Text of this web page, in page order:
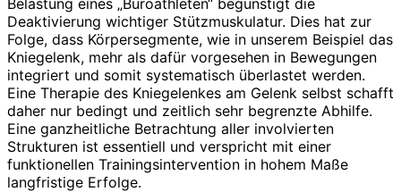
Deaktivierung wichtiger Stützmuskulatur. Dies hat zur
Folge, dass Körper­segmente, wie in unserem Beispiel das
Kniegelenk, mehr als dafür vorgesehen in Bewegungen
integriert und somit systematisch überlastet werden.
Eine Therapie des Kniegelenkes am Gelenk selbst schafft
daher nur bedingt und zeitlich sehr begrenzte Abhilfe.
Eine ganzheitliche Betrachtung aller involvierten
Strukturen ist essentiell und verspricht mit einer
funktionellen Trainingsintervention in hohem Maße
langfristige Erfolge.